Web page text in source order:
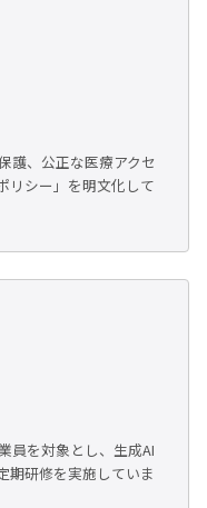
護、公正な医療アクセ
リシー」を明文化して
員を対象とし、生成AI
期研修を実施していま